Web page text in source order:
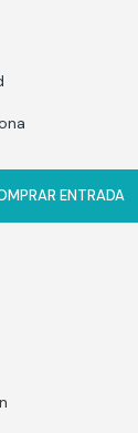
ENTRADA